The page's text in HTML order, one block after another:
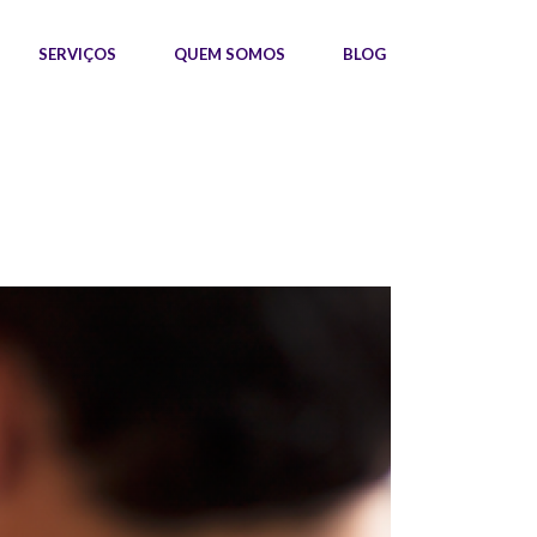
SERVIÇOS QUEM SOMOS BLOG